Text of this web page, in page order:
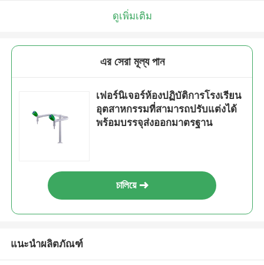
ดูเพิ่มเติม
এর সেরা মূল্য পান
เฟอร์นิเจอร์ห้องปฏิบัติการโรงเรียน
อุตสาหกรรมที่สามารถปรับแต่งได้
พร้อมบรรจุส่งออกมาตรฐาน
চালিয়ে
แนะนำผลิตภัณฑ์